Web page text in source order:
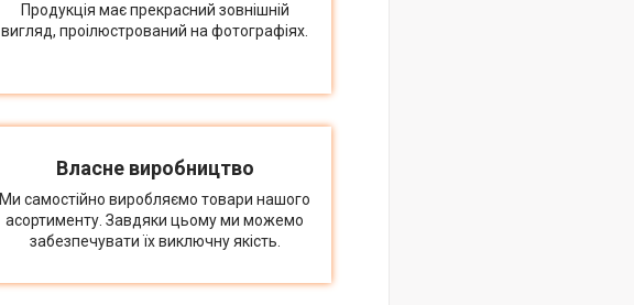
Продукція має прекрасний зовнішній
вигляд, проілюстрований на фотографіях.
Власне виробництво
Ми самостійно виробляємо товари нашого
асортименту. Завдяки цьому ми можемо
забезпечувати їх виключну якість.